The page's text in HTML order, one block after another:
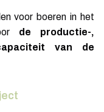
voor boeren in het
de productie-,
van de